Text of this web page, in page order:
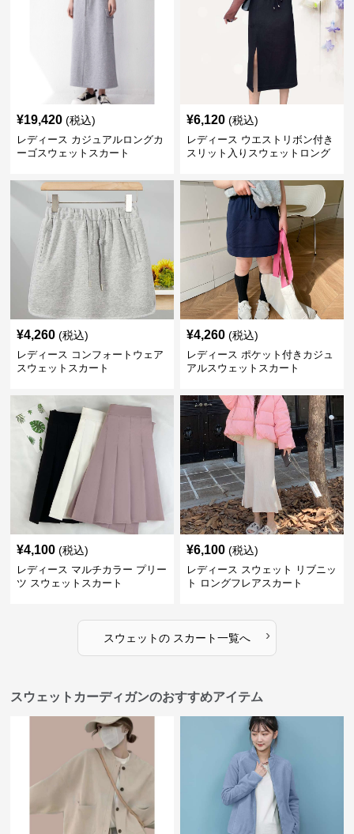
¥19,420 (税込)
レディース カジュアルロングカ
ーゴスウェットスカート
¥6,120 (税込)
レディース ウエストリボン付き
スリット入りスウェットロング
¥4,260 (税込)
レディース コンフォートウェア
スウェットスカート
¥4,260 (税込)
レディース ポケット付きカジュ
アルスウェットスカート
¥4,100 (税込)
レディース マルチカラー プリー
ツ スウェットスカート
¥6,100 (税込)
レディース スウェット リブニッ
ト ロングフレアスカート
スウェットのスカート一覧へ ›
スウェットカーディガンのおすすめアイテム